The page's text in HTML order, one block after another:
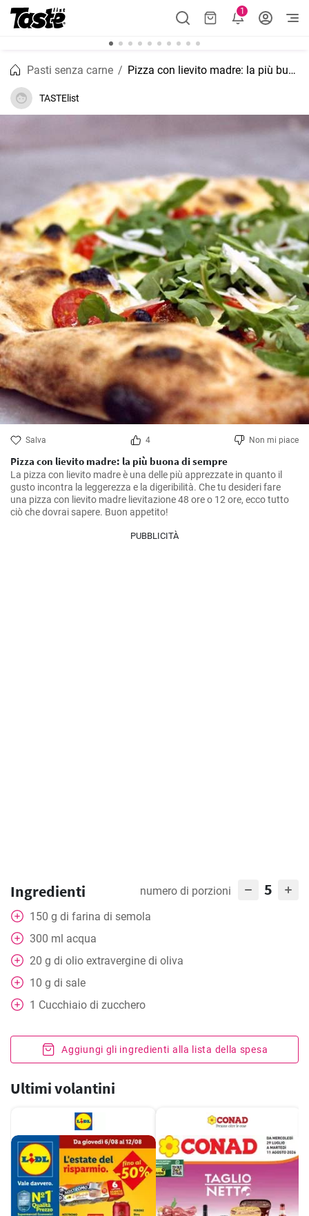
1
Pasti senza carne Pizza con lievito madre: la più buona di sempre
TASTElist
Salva 4 Non mi piace
Pizza con lievito madre: la più buona di sempre
La pizza con lievito madre è una delle più apprezzate in quanto il
gusto incontra la leggerezza e la digeribilità. Che tu desideri fare
una pizza con lievito madre lievitazione 48 ore o 12 ore, ecco tutto
ciò che dovrai sapere. Buon appetito!
PUBBLICITÀ
Ingredienti numero di porzioni 5
150 g di farina di semola
300 ml acqua
20 g di olio extravergine di oliva
10 g di sale
1 Cucchiaio di zucchero
Aggiungi gli ingredienti alla lista della spesa
Ultimi volantini